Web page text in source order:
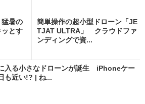
猛暑の
とす
簡単操作の超小型ドローン「JE
TJAT ULTRA」 クラウドファ
ンディングで資...
入る小さなドローンが誕生 iPhoneケー
も近い!? | ね...